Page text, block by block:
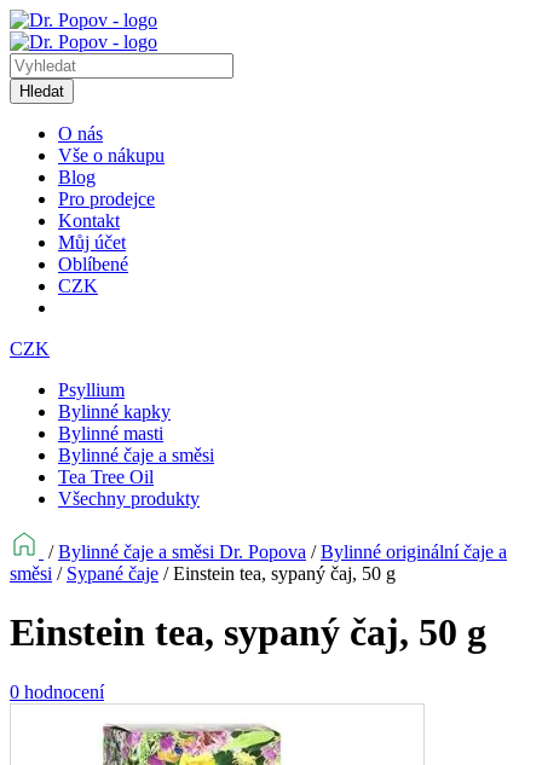
Hledat
O nás
Vše o nákupu
Blog
Pro prodejce
Kontakt
Můj účet
Oblíbené
CZK
CZK
Psyllium
Bylinné kapky
Bylinné masti
Bylinné čaje a směsi
Tea Tree Oil
Všechny produkty
/Bylinné čaje a směsi Dr. Popova /Bylinné originální čaje a
směsi / Sypané čaje /Einstein tea, sypaný čaj, 50 g
Einstein tea, sypaný čaj, 50 g
0 hodnocení